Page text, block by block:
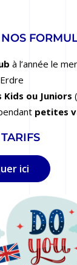
NOS
à l’année le
Kids ou Juniors
petites
TARIFS
ici